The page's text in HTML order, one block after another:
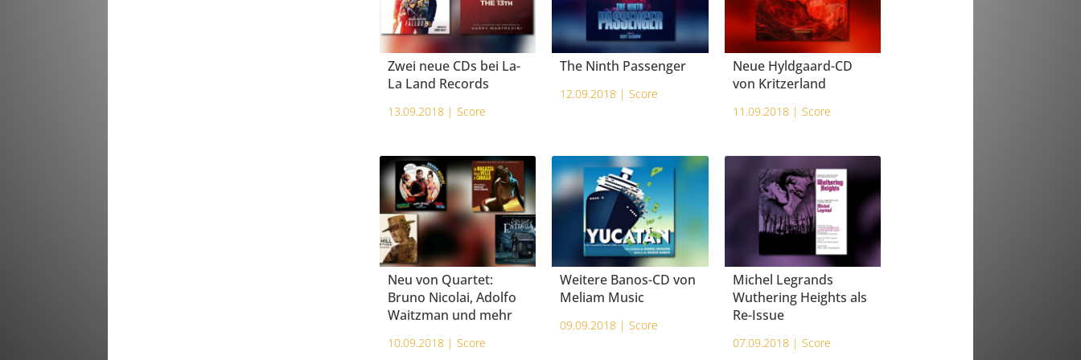
Zwei neue CDs bei La-
La Land Records
13.09.2018 | Score
The Ninth Passenger
12.09.2018 |Score
Neue Hyldgaard-CD
von Kritzerland
11.09.2018 | Score
Neu von Quartet:
Bruno Nicolai, Adolfo
Waitzman und mehr
10.09.2018 | Score
Weitere Banos-CD von
Meliam Music
09.09.2018 |Score
Michel Legrands
Wuthering Heights als
Re-Issue
07.09.2018 | Score